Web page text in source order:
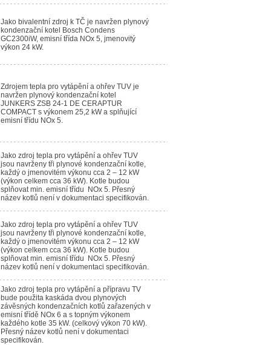
Jako bivalentní zdroj k TČ je navržen plynový
kondenzační kotel Bosch Condens
GC2300iW, emisní třída NOx 5, jmenovitý
výkon 24 kW.
Zdrojem tepla pro vytápění a ohřev TUV je
navržen plynový kondenzační kotel
JUNKERS ZSB 24-1 DE CERAPTUR
COMPACT s výkonem 25,2 kW a splňující
emisní třídu NOx 5.
Jako zdroj tepla pro vytápění a ohřev TUV
jsou navrženy tři plynové kondenzační kotle,
každý o jmenovitém výkonu cca 2 – 12 kW
(výkon celkem cca 36 kW). Kotle budou
splňovat min. emisní třídu NOx 5. Přesný
název kotlů není v dokumentaci specifikován.
Jako zdroj tepla pro vytápění a ohřev TUV
jsou navrženy tři plynové kondenzační kotle,
každý o jmenovitém výkonu cca 2 – 12 kW
(výkon celkem cca 36 kW). Kotle budou
splňovat min. emisní třídu NOx 5. Přesný
název kotlů není v dokumentaci specifikován.
Jako zdroj tepla pro vytápění a přípravu TV
bude použita kaskáda dvou plynových
závěsných kondenzačních kotlů zařazených v
emisní třídě NOx 6 a s topným výkonem
každého kotle 35 kW. (celkový výkon 70 kW).
Přesný název kotlů není v dokumentaci
specifikován.